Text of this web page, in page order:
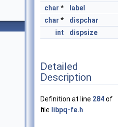
char *
label
char *
dispchar
int
dispsize
Detailed
Description
Definition at line 284of
file libpq-fe.h